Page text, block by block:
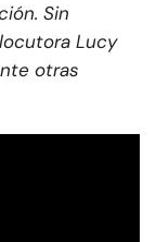
Sin
Lucy
otras